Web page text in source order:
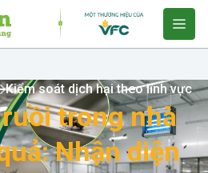
Kiểm soát dịch hại theo lĩnh vực
trong nhà
Nhận diện